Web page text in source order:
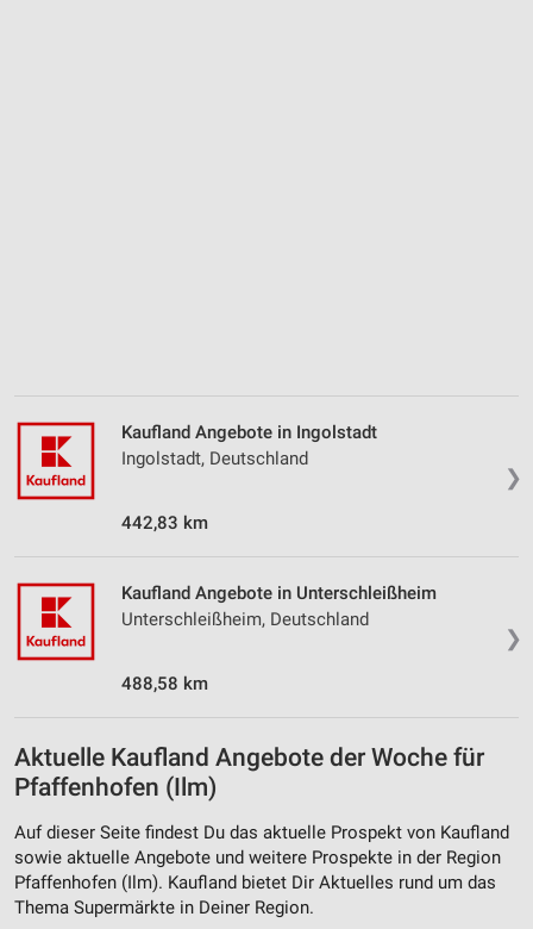
❯
Kaufland Angebote in Ingolstadt
Ingolstadt, Deutschland
442,83 km
❯
Kaufland Angebote in Unterschleißheim
Unterschleißheim, Deutschland
488,58 km
Aktuelle Kaufland Angebote der Woche für
Pfaffenhofen (Ilm)
Auf dieser Seite findest Du das aktuelle Prospekt von Kaufland
sowie aktuelle Angebote und weitere Prospekte in der Region
Pfaffenhofen (Ilm). Kaufland bietet Dir Aktuelles rund um das
Thema Supermärkte in Deiner Region.